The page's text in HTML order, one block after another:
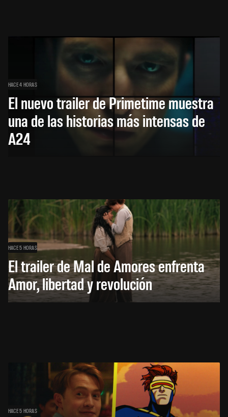
HACE 4 HORAS
El nuevo trailer de Primetime muestra
una de las historias más intensas de
A24
HACE 5 HORAS
El trailer de Mal de Amores enfrenta
Amor, libertad y revolución
HACE 5 HORAS